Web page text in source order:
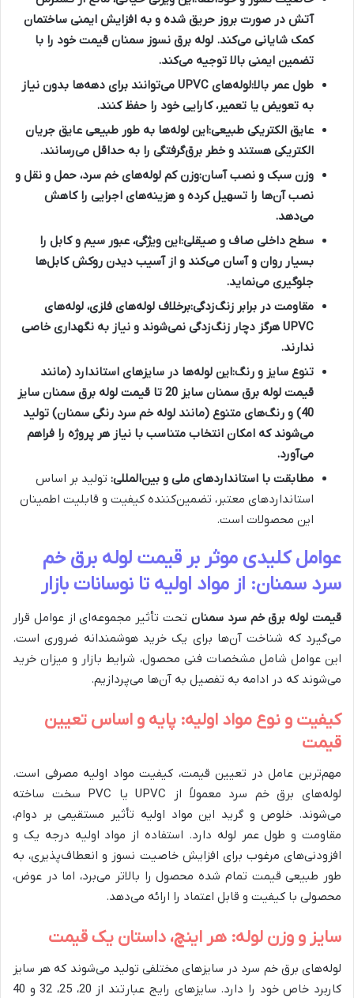
آتش در صورت بروز حریق شده و به افزایش ایمنی ساختمان
کمک شایانی می‌کند. لوله برق نسوز سمنان قیمت خود را با
تضمین ایمنی بالا توجیه می‌کند.
طول عمر بالا:
لوله‌های UPVC می‌توانند برای دهه‌ها بدون نیاز
به تعویض یا تعمیر، کارایی خود را حفظ کنند.
عایق الکتریکی طبیعی:این لوله‌ها به طور طبیعی عایق جریان
الکتریکی هستند و خطر برق‌گرفتگی را به حداقل می‌رسانند.
وزن سبک و نصب آسان:وزن کم لوله‌های خم سرد، حمل و نقل و
نصب آن‌ها را تسهیل کرده و هزینه‌های اجرایی را کاهش
می‌دهد.
سطح داخلی صاف و صیقلی:این ویژگی، عبور سیم و کابل را
بسیار روان و آسان می‌کند و از آسیب دیدن روکش کابل‌ها
جلوگیری می‌نماید.
مقاومت در برابر زنگ‌زدگی:برخلاف لوله‌های فلزی، لوله‌های
UPVC هرگز دچار زنگ‌زدگی نمی‌شوند و نیاز به نگهداری خاصی
ندارند.
تنوع سایز و رنگ:این لوله‌ها در سایزهای استاندارد (مانند
قیمت لوله برق سمنان سایز 20
تا قیمت لوله برق سمنان سایز
40) و رنگ‌های متنوع (مانند لوله خم سرد رنگی سمنان) تولید
می‌شوند که امکان انتخاب متناسب با نیاز هر پروژه را فراهم
می‌آورد.
مطابقت با استانداردهای ملی و بین‌المللی: تولید بر اساس
استانداردهای معتبر، تضمین‌کننده کیفیت و قابلیت اطمینان
این محصولات است.
عوامل کلیدی موثر بر قیمت لوله برق خم
سرد سمنان: از مواد اولیه تا نوسانات بازار
قیمت لوله برق خم سرد سمنان تحت تأثیر مجموعه‌ای از عوامل قرار
می‌گیرد که شناخت آن‌ها برای یک خرید هوشمندانه ضروری است.
این عوامل شامل مشخصات فنی محصول، شرایط بازار و میزان خرید
می‌شوند که در ادامه به تفصیل به آن‌ها می‌پردازیم.
کیفیت و نوع مواد اولیه: پایه و اساس تعیین
قیمت
مهم‌ترین عامل در تعیین قیمت، کیفیت مواد اولیه مصرفی است.
لوله‌های برق خم سرد معمولاً از UPVC یا PVC سخت ساخته
می‌شوند. خلوص و گرید این مواد اولیه تأثیر مستقیمی بر دوام،
مقاومت و طول عمر لوله دارد. استفاده از مواد اولیه درجه یک و
افزودنی‌های مرغوب برای افزایش خاصیت نسوز و انعطاف‌پذیری، به
طور طبیعی قیمت تمام شده محصول را بالاتر می‌برد، اما در عوض،
محصولی با کیفیت و قابل اعتماد را ارائه می‌دهد.
سایز و وزن لوله: هر اینچ، داستان یک قیمت
لوله‌های برق خم سرد در سایزهای مختلفی تولید می‌شوند که هر سایز
کاربرد خاص خود را دارد. سایزهای رایج عبارتند از 20، 25، 32 و 40